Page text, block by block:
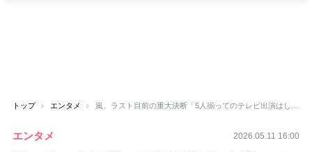
トップ エンタメ
エンタメ 2026.05.11 16:00